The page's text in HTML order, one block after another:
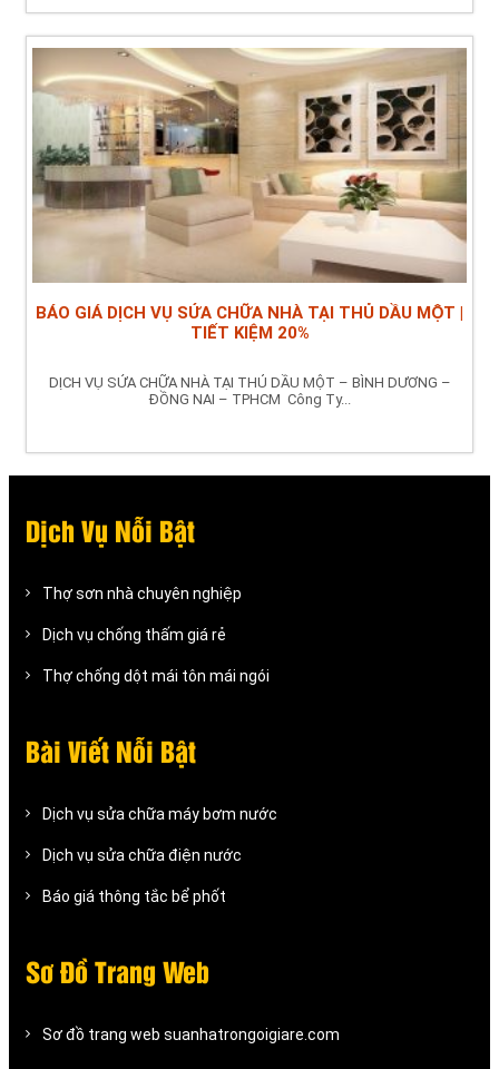
BÁO GIÁ DỊCH VỤ SỬA CHỮA NHÀ TẠI THỦ DẦU MỘT |
TIẾT KIỆM 20%
DỊCH VỤ SỬA CHỮA NHÀ TẠI THỦ DẦU MỘT – BÌNH DƯƠNG –
ĐỒNG NAI – TPHCM Công Ty...
Dịch Vụ Nỗi Bật
Thợ sơn nhà chuyên nghiệp
Dịch vụ chống thấm giá rẻ
Thợ chống dột mái tôn mái ngói
Bài Viết Nỗi Bật
Dịch vụ sửa chữa máy bơm nước
Dịch vụ sửa chữa điện nước
Báo giá thông tắc bể phốt
Sơ Đồ Trang Web
Sơ đồ trang web suanhatrongoigiare.com